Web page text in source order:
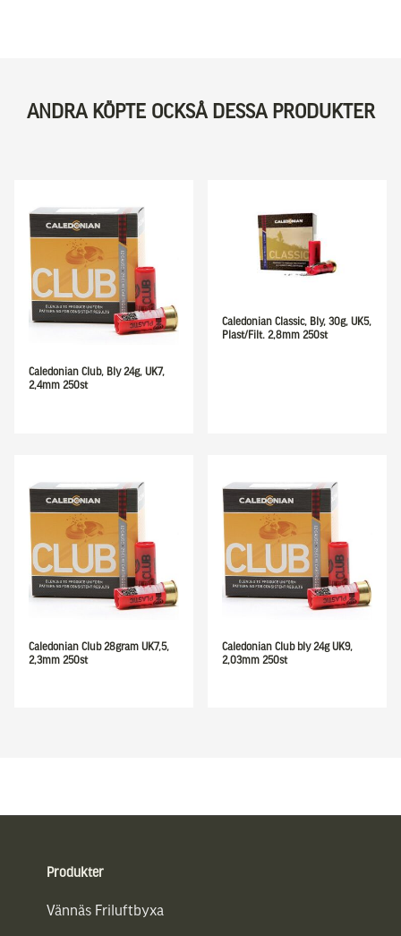
ANDRA KÖPTE OCKSÅ DESSA PRODUKTER
Caledonian Club, Bly 24g, UK7,
2,4mm 250st
Caledonian Classic, Bly, 30g, UK5,
Plast/Filt. 2,8mm 250st
Caledonian Club 28gram UK7,5,
2,3mm 250st
Caledonian Club bly 24g UK9,
2,03mm 250st
Produkter
Vännäs Friluftbyxa